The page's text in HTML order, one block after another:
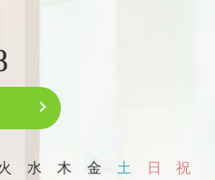
水 木 金 土 日 祝